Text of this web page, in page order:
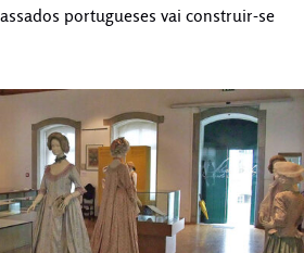
portugueses vai construir-se